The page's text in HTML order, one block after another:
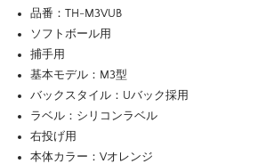
品番：TH-M3VUB
ソフトボール用
捕手用
基本モデル：M3型
バックスタイル：Uバック採用
ラベル：シリコンラベル
右投げ用
本体カラー：Vオレンジ